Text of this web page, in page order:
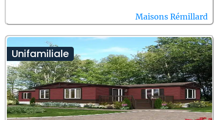
Maisons Rémillard
Unifamiliale